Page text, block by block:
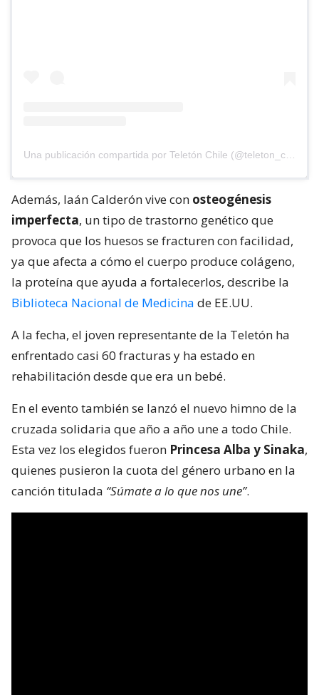
Una publicación compartida por Teletón Chile (@teleton_chile)
Además, Iaán Calderón vive con osteogénesis
imperfecta, un tipo de trastorno genético que
provoca que los huesos se fracturen con facilidad,
ya que afecta a cómo el cuerpo produce colágeno,
la proteína que ayuda a fortalecerlos, describe la
Biblioteca Nacional de Medicina de EE.UU.
A la fecha, el joven representante de la Teletón ha
enfrentado casi 60 fracturas y ha estado en
rehabilitación desde que era un bebé.
En el evento también se lanzó el nuevo himno de la
cruzada solidaria que año a año une a todo Chile.
Esta vez los elegidos fueron Princesa Alba y Sinaka,
quienes pusieron la cuota del género urbano en la
canción titulada “Súmate a lo que nos une”.